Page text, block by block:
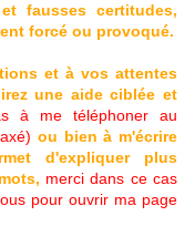
fausses certitudes,
forcé ou provoqué.
et à vos attentes
une aide ciblée et
à me téléphoner au
ou bien à m'écrire
d'expliquer plus
merci dans ce cas
pour ouvrir ma page